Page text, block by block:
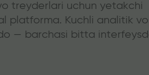
treyderlari uchun yetakchi
platforma. Kuchli analitik
— barchasi bitta